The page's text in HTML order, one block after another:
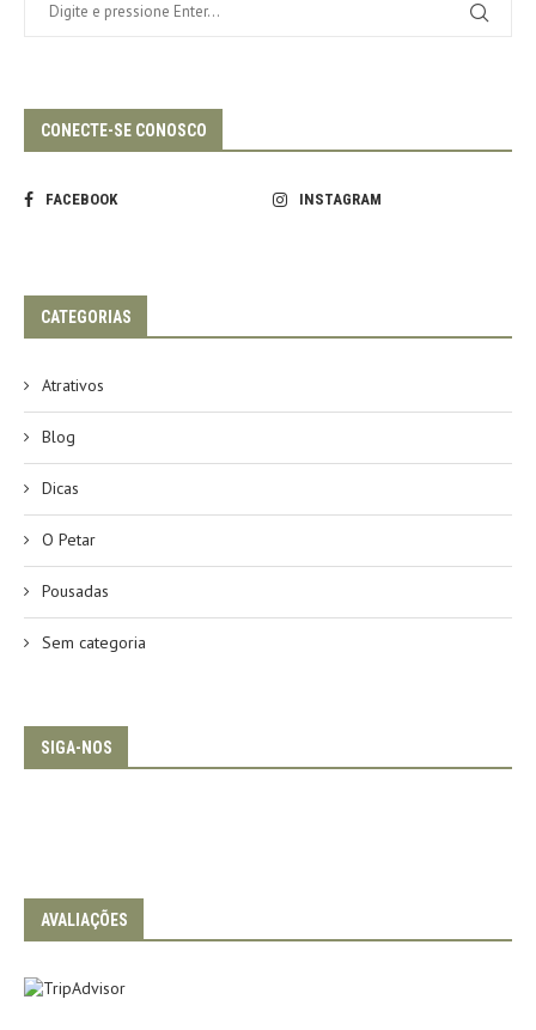
CONECTE-SE CONOSCO
FACEBOOK INSTAGRAM
CATEGORIAS
Atrativos
Blog
Dicas
O Petar
Pousadas
Sem categoria
SIGA-NOS
AVALIAÇÕES